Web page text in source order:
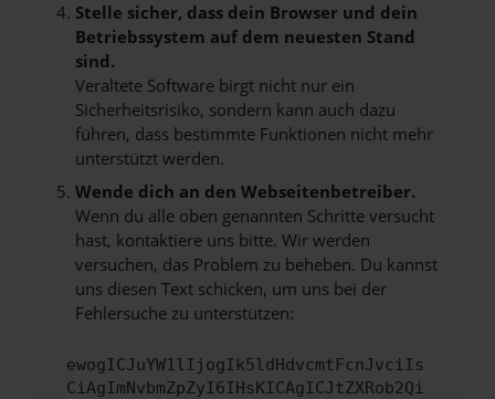
Stelle sicher, dass dein Browser und dein
Betriebssystem auf dem neuesten Stand
sind.
Veraltete Software birgt nicht nur ein
Sicherheitsrisiko, sondern kann auch dazu
führen, dass bestimmte Funktionen nicht mehr
unterstützt werden.
Wende dich an den Webseitenbetreiber.
Wenn du alle oben genannten Schritte versucht
hast, kontaktiere uns bitte. Wir werden
versuchen, das Problem zu beheben. Du kannst
uns diesen Text schicken, um uns bei der
Fehlersuche zu unterstützen:
ewogICJuYW1lIjogIk5ldHdvcmtFcnJvciIs
CiAgImNvbmZpZyI6IHsKICAgICJtZXRob2Qi